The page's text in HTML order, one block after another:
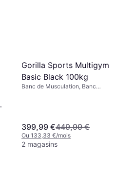
Gorilla Sports Multigym
Basic Black 100kg
Banc de Musculation, Banc
399,99 €449,99 €
Ou 133,33 €/mois
2 magasins